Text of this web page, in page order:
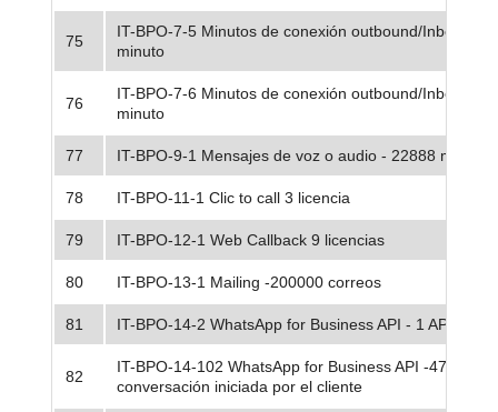
75
IT-BPO-7-5 Minutos de conexión outbound/Inbound -
minuto
76
IT-BPO-7-6 Minutos de conexión outbound/Inbound
minuto
77 IT-BPO-9-1 Mensajes de voz o audio - 22888 minuto
78 IT-BPO-11-1 Clic to call 3 licencia
79 IT-BPO-12-1 Web Callback 9 licencias
80 IT-BPO-13-1 Mailing -200000 correos
81 IT-BPO-14-2 WhatsApp for Business API - 1 API
82
IT-BPO-14-102 WhatsApp for Business API -475675
conversación iniciada por el cliente